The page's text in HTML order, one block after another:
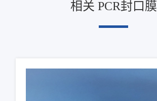
相关 PCR封口膜